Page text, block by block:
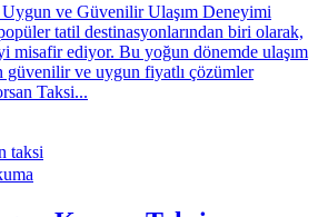
ve Güvenilir Ulaşım Deneyimi
tatil destinasyonlarından biri olarak,
misafir ediyor. Bu yoğun dönemde ulaşım
güvenilir ve uygun fiyatlı çözümler
Taksi...
taksi